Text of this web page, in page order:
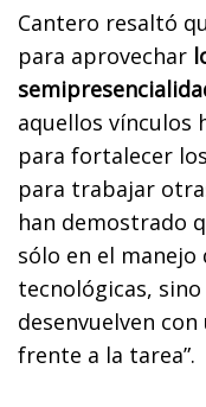
Cantero resaltó
para aprovechar
aquellos vínculos
para fortalecer
para trabajar
han demostrado
sólo en el
tecnológicas,
desenvuelven
frente a la tarea”.